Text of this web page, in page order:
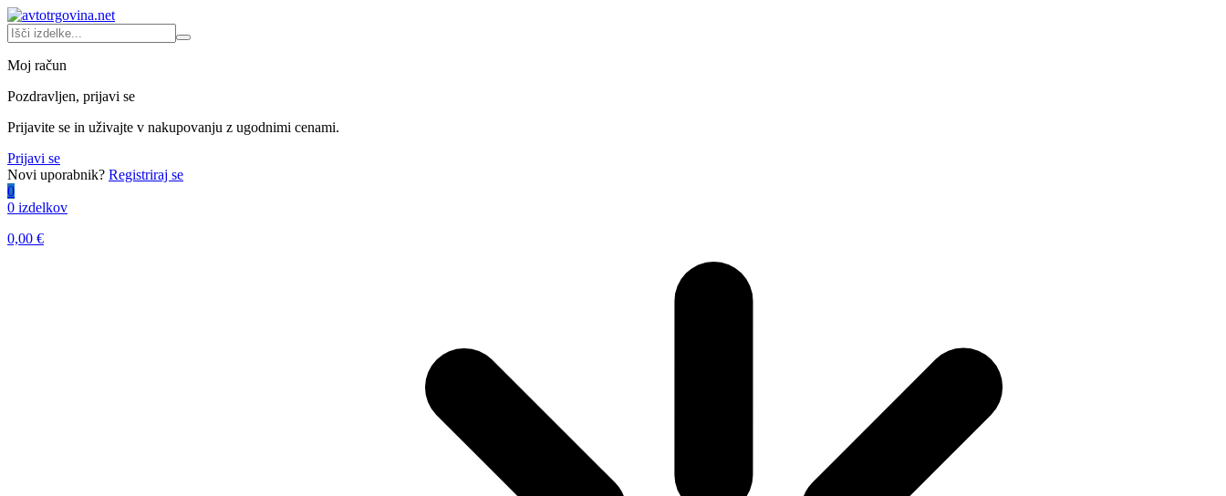
Moj račun
Pozdravljen, prijavi se
Prijavite se in uživajte v nakupovanju z ugodnimi cenami.
Prijavi se
Novi uporabnik? Registriraj se
0
0 izdelkov
0,00 €